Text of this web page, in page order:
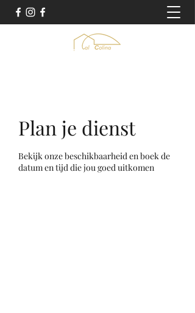
Plan je dienst
Bekijk onze beschikbaarheid en boek de
datum en tijd die jou goed uitkomen